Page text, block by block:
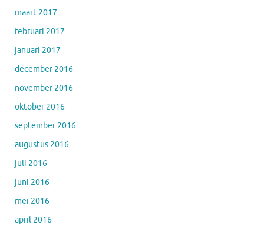
maart 2017
februari 2017
januari 2017
december 2016
november 2016
oktober 2016
september 2016
augustus 2016
juli 2016
juni 2016
mei 2016
april 2016